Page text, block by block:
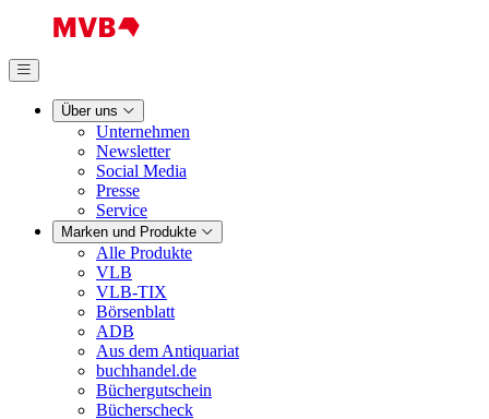
Über uns
Unternehmen
Newsletter
Social Media
Presse
Service
Marken und Produkte
Alle Produkte
VLB
VLB-TIX
Börsenblatt
ADB
Aus dem Antiquariat
buchhandel.de
Büchergutschein
Bücherscheck